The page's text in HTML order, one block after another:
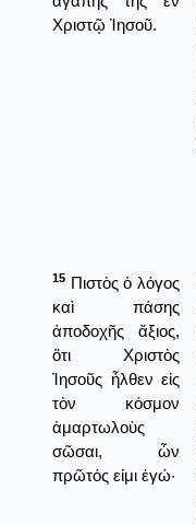
Χριστῷ Ἰησοῦ.
15 Πιστὸς ὁ λόγος
καὶ πάσης
ἀποδοχῆς ἄξιος,
ὅτι Χριστὸς
Ἰησοῦς ἦλθεν εἰς
τὸν κόσμον
ἁμαρτωλοὺς
σῶσαι, ὧν
πρῶτός εἰμι ἐγώ·